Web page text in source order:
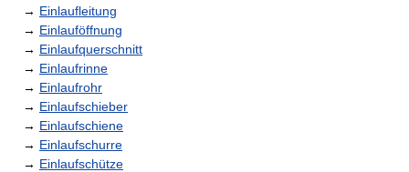
→ Einlaufleitung
→ Einlauföffnung
→ Einlaufquerschnitt
→ Einlaufrinne
→ Einlaufrohr
→ Einlaufschieber
→ Einlaufschiene
→ Einlaufschurre
→ Einlaufschütze